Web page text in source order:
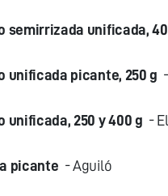
semirrizada unificada,
unificada picante, 250 g
unificada, 250 y 400 g -
picante - Aguiló